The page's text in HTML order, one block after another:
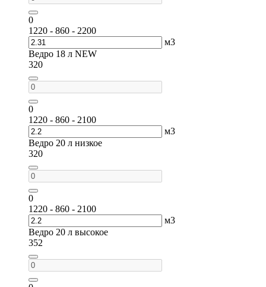
0
1220 - 860 - 2200
м3
Ведро 18 л NEW
320
0
1220 - 860 - 2100
м3
Ведро 20 л низкое
320
0
1220 - 860 - 2100
м3
Ведро 20 л высокое
352